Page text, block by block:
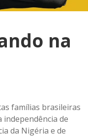
na
famílias brasileiras
de
da Nigéria e de